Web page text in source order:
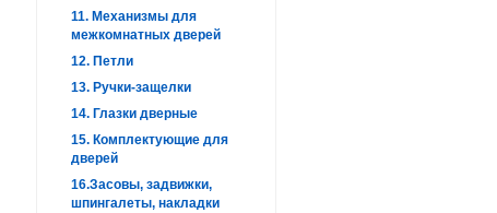
11. Механизмы для
межкомнатных дверей
12. Петли
13. Ручки-защелки
14. Глазки дверные
15. Комплектующие для
дверей
16.Засовы, задвижки,
шпингалеты, накладки